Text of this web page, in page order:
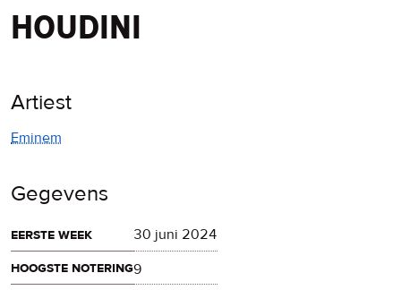
houdini
Artiest
Eminem
Gegevens
eerste week
30 juni 2024
hoogste notering9